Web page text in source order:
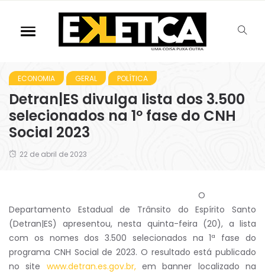
ECONOMIA GERAL POLÍTICA
Detran|ES divulga lista dos 3.500
selecionados na 1º fase do CNH
Social 2023
22 de abril de 2023
O
Departamento Estadual de Trânsito do Espírito Santo
(Detran|ES) apresentou, nesta quinta-feira (20), a lista
com os nomes dos 3.500 selecionados na 1ª fase do
programa CNH Social de 2023. O resultado está publicado
no site www.detran.es.gov.br,em banner localizado na